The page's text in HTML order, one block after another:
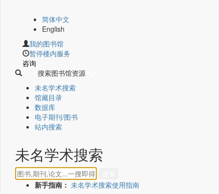
简体中文
English
我的图书馆
暂停楼内服务
咨询
搜索图书馆资源
未名学术搜索
馆藏目录
数据库
电子期刊/图书
站内搜索
未名学术搜索
新手指南： 未名学术搜索使用指南